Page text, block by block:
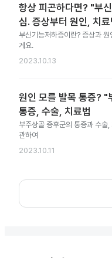
항상 피곤하다면? "부
심. 증상부터 원인, 치료
부신기능저하증이란? 증상과
게요.
2023.10.13
원인 모를 발목 통증? "
통증, 수술, 치료법
부주상골 증후군의 통증과 수술,
관하여
2023.10.11